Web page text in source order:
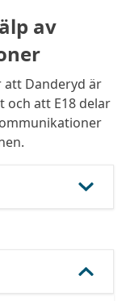
av
att Danderyd är
att E18 delar